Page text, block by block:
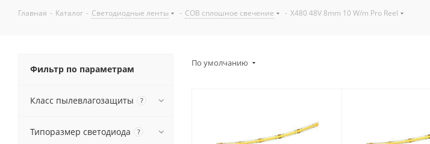
Главная - Каталог - Светодиодные ленты - COB сплошное свечение - X480 48V 8mm 10 W/m Pro Reel
По умолчанию
Фильтр по параметрам
Класс пылевлагозащиты ?
Типоразмер светодиода ?